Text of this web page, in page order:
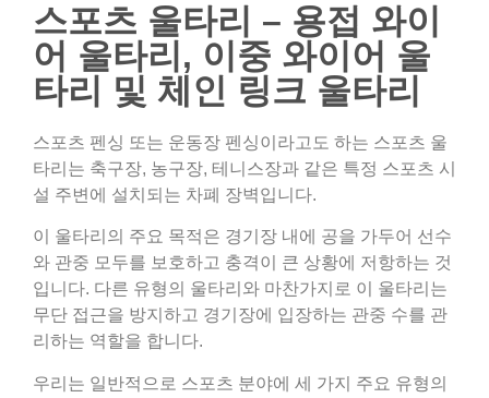
스포츠 울타리 – 용접 와이
어 울타리, 이중 와이어 울
타리 및 체인 링크 울타리
스포츠 펜싱 또는 운동장 펜싱이라고도 하는 스포츠 울
타리는 축구장, 농구장, 테니스장과 같은 특정 스포츠 시
설 주변에 설치되는 차폐 장벽입니다.
이 울타리의 주요 목적은 경기장 내에 공을 가두어 선수
와 관중 모두를 보호하고 충격이 큰 상황에 저항하는 것
입니다. 다른 유형의 울타리와 마찬가지로 이 울타리는
무단 접근을 방지하고 경기장에 입장하는 관중 수를 관
리하는 역할을 합니다.
우리는 일반적으로 스포츠 분야에 세 가지 주요 유형의